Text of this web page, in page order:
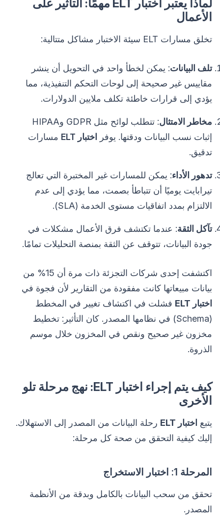
لماذا يعتبر اختبار ELT مهمًا: التأثير على
الأعمال
تخلق مسارات ELT سيئة الاختبار مشاكل متتالية:
تلف البيانات: يمكن لخطأ واحد في التحويل أن ينشر
مقاييس غير صحيحة إلى لوحات التحكم التنفيذية، مما
يؤدي إلى قرارات خاطئة تكلف ملايين الدولارات.
مخاطر الامتثال
: تتطلب لوائح مثل GDPR وHIPAA
إثبات نسب البيانات ودقتها. يوفر
اختبار ELT
مسارات
تدقيق.
تدهور الأداء: يمكن للمسارات غير المختبرة التي تعالج
تيرابايت يوميًا أن تتباطأ بصمت، مما يؤدي إلى عدم
الالتزام بمدد اتفاقيات مستوى الخدمة (SLA).
تآكل الثقة: عندما تكتشف فرق الأعمال مشكلات في
جودة البيانات، تتوقف عن الثقة بمنصة التحليلات تمامًا.
اكتشفت إحدى شركات التجزئة ذات مرة أن 15% من
بيانات مبيعاتها كانت مفقودة من التقارير لأن فجوة في
اختبار ELT
فشلت في اكتشاف تغيير في المخطط
(Schema) في نظامها المصدر. كان التأثير: تخطيط
مخزون غير صحيح ونقص في المخزون خلال موسم
الذروة.
كيف يتم إجراء اختبار ELT: نهج مرحلة تلو
الأخرى
يتبع اختبار ELT
رحلة البيانات من المصدر إلى الاستهلاك.
إليك كيفية التحقق من صحة كل مرحلة:
المرحلة 1: اختبار الاستخراج
تحقق من سحب البيانات بالكامل وبدقة من الأنظمة
المصدر.